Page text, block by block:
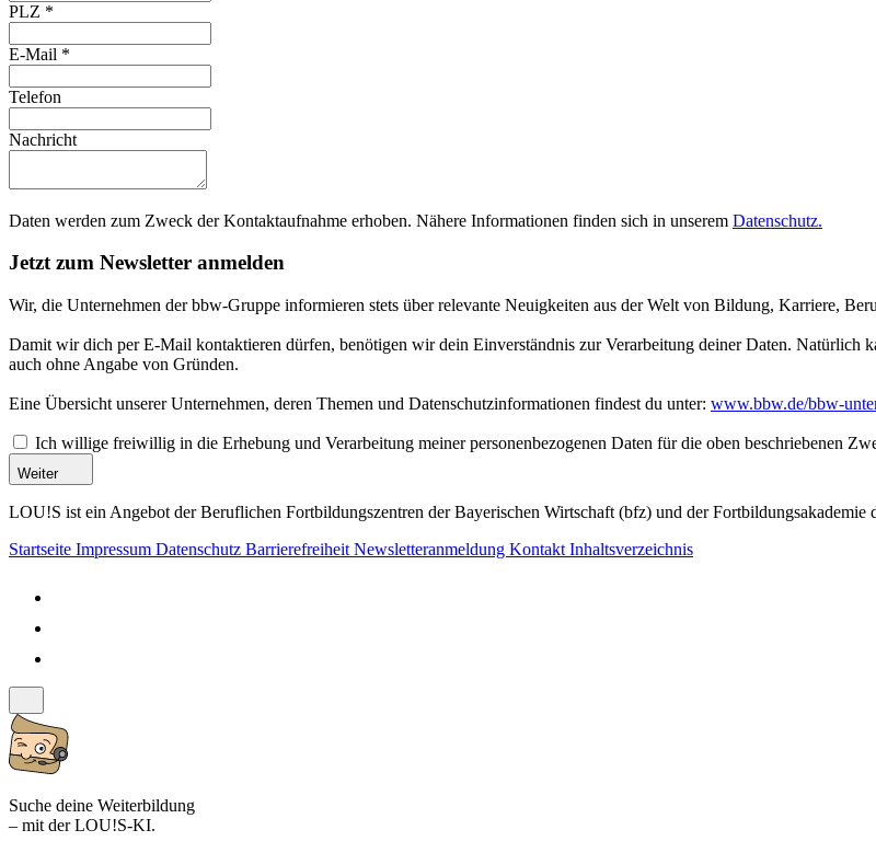
PLZ *
E-Mail *
Telefon
Nachricht
Daten werden zum Zweck der Kontaktaufnahme erhoben. Nähere Informationen finden sich in unserem Datenschutz.
Jetzt zum Newsletter anmelden
Wir, die Unternehmen der bbw-Gruppe informieren stets über relevante Neuigkeiten aus der Welt von Bildung, Karriere,
Damit wir dich per E-Mail kontaktieren dürfen, benötigen wir dein Einverständnis zur Verarbeitung deiner Daten. Natürlich
auch ohne Angabe von Gründen.
Eine Übersicht unserer Unternehmen, deren Themen und Datenschutzinformationen findest du unter: www.bbw.de/bbw-
Ich willige freiwillig in die Erhebung und Verarbeitung meiner personenbezogenen Daten für die oben beschriebenen
Weiter
LOU!S ist ein Angebot der Beruflichen Fortbildungszentren der Bayerischen Wirtschaft (bfz) und der Fortbildungsakademie
Startseite Impressum Datenschutz Barrierefreiheit Newsletteranmeldung Kontakt Inhaltsverzeichnis
Suche deine Weiterbildung
– mit der LOU!S-KI.